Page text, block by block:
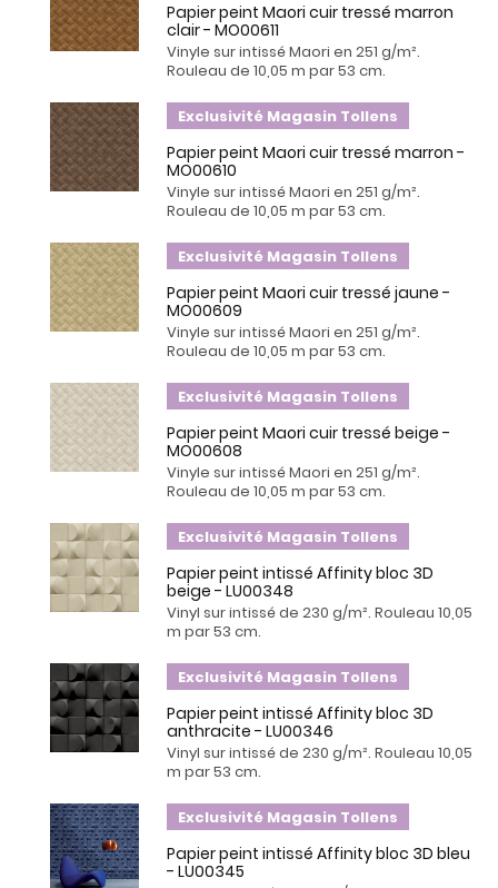
Papier peint Maori cuir tressé marron
clair - MO00611
Vinyle sur intissé Maori en 251 g/m².
Rouleau de 10,05 m par 53 cm.
Exclusivité Magasin Tollens
Papier peint Maori cuir tressé marron -
MO00610
Vinyle sur intissé Maori en 251 g/m².
Rouleau de 10,05 m par 53 cm.
Exclusivité Magasin Tollens
Papier peint Maori cuir tressé jaune -
MO00609
Vinyle sur intissé Maori en 251 g/m².
Rouleau de 10,05 m par 53 cm.
Exclusivité Magasin Tollens
Papier peint Maori cuir tressé beige -
MO00608
Vinyle sur intissé Maori en 251 g/m².
Rouleau de 10,05 m par 53 cm.
Exclusivité Magasin Tollens
Papier peint intissé Affinity bloc 3D
beige - LU00348
Vinyl sur intissé de 230 g/m². Rouleau 10,05
m par 53 cm.
Exclusivité Magasin Tollens
Papier peint intissé Affinity bloc 3D
anthracite - LU00346
Vinyl sur intissé de 230 g/m². Rouleau 10,05
m par 53 cm.
Exclusivité Magasin Tollens
Papier peint intissé Affinity bloc 3D bleu
- LU00345